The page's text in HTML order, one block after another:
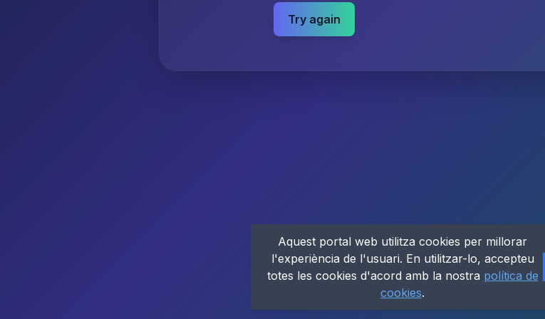
Try again
Aquest portal web utilitza cookies per millorar
l'experiència de l'usuari. En utilitzar-lo, accepteu
totes les cookies d'acord amb la nostra política de
cookies.